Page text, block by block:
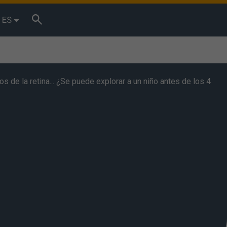
ES
de la retina... ¿Se puede explorar a un niño antes de los 4
de
Puede
se
También